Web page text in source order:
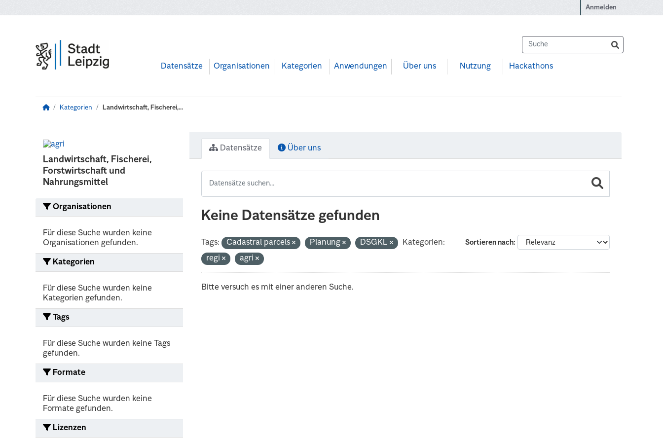
Anmelden
Datensätze Organisationen Kategorien Anwendungen Über uns Nutzung Hackathons
Kategorien Landwirtschaft, Fischerei,...
Landwirtschaft, Fischerei,
Forstwirtschaft und
Nahrungsmittel
Organisationen
Für diese Suche wurden keine
Organisationen gefunden.
Kategorien
Für diese Suche wurden keine
Kategorien gefunden.
Tags
Für diese Suche wurden keine Tags
gefunden.
Formate
Für diese Suche wurden keine
Formate gefunden.
Lizenzen
Datensätze Über uns
Keine Datensätze gefunden
Sortieren nach
Tags: Cadastral parcels Planung DSGKL
Kategorien:
regi
agri
Bitte versuch es mit einer anderen Suche.